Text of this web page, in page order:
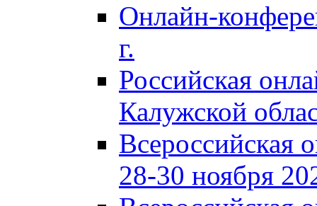
Онлайн-
г.
Российская
Калужской
Всероссийская
28-30 ноября